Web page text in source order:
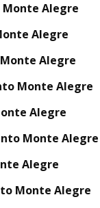
Monte Alegre
Alegre
Alegre
Monte Alegre
Alegre
Monte Alegre
Alegre
Monte Alegre